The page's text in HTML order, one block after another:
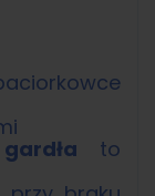
to